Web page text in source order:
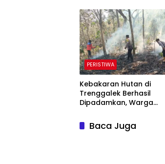
Trenggalek
PERISTIWA
Kebakaran Hutan di
Trenggalek Berhasil
Dipadamkan, Warga
Baca Juga